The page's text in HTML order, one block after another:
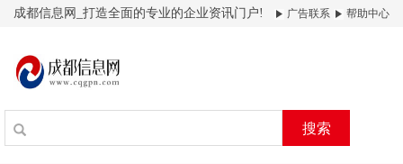
成都信息网_打造全面的专业的企业资讯门户! 广告联系 帮助中心
搜索